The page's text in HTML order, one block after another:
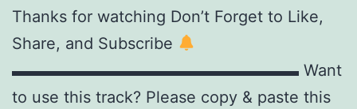
Thanks for watching Don’t Forget to Like,
Share, and Subscribe
▬▬▬▬▬▬▬▬▬▬▬▬▬▬▬▬▬▬ Want
to use this track? Please copy & paste this